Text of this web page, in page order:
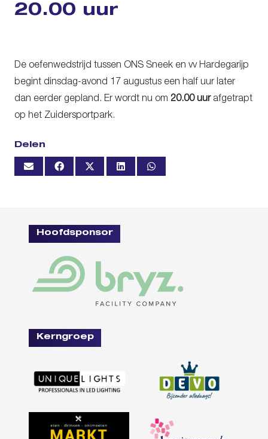
20.00 uur
De oefenwedstrijd tussen ONS Sneek en vv Hardegarijp
begint dinsdag-avond 17 augustus een half uur later
dan eerder gepland. Er wordt nu om 20.00 uurafgetrapt
op het Zuidersportpark.
Delen
Hoofdsponsor
Kerngroep